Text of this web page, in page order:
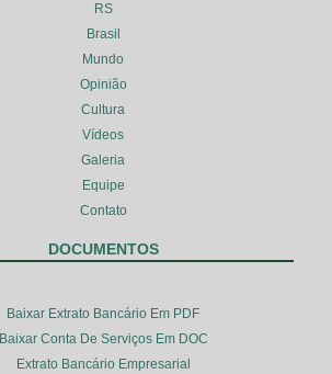
RS
Brasil
Mundo
Opinião
Cultura
Vídeos
Galeria
Equipe
Contato
DOCUMENTOS
Baixar Extrato Bancário Em PDF
Baixar Conta De Serviços Em DOC
Extrato Bancário Empresarial